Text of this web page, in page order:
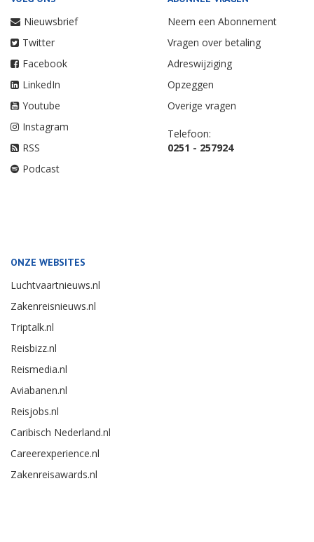
Nieuwsbrief
Twitter
Facebook
LinkedIn
Youtube
Instagram
RSS
Podcast
Neem een Abonnement
Vragen over betaling
Adreswijziging
Opzeggen
Overige vragen
Telefoon:
0251 - 257924
ONZE WEBSITES
Luchtvaartnieuws.nl
Zakenreisnieuws.nl
Triptalk.nl
Reisbizz.nl
Reismedia.nl
Aviabanen.nl
Reisjobs.nl
Caribisch Nederland.nl
Careerexperience.nl
Zakenreisawards.nl